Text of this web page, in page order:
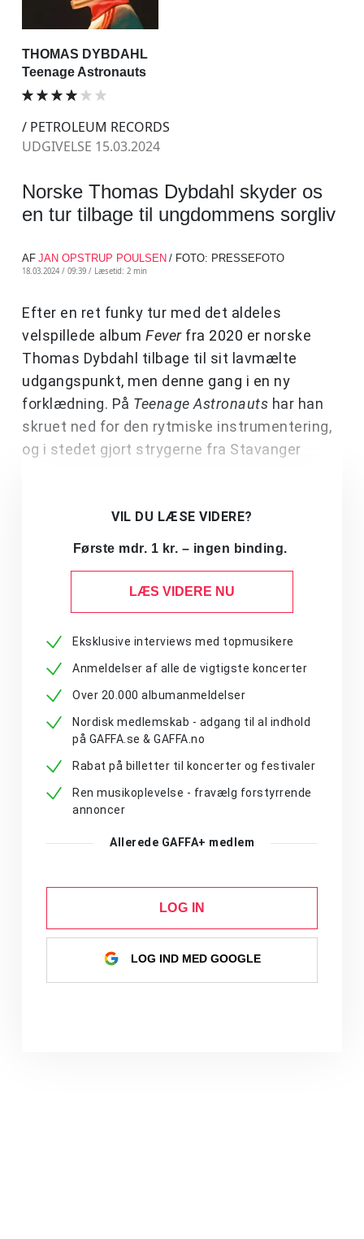
THOMAS DYBDAHL
Teenage Astronauts
/ PETROLEUM RECORDS
UDGIVELSE 15.03.2024
Norske Thomas Dybdahl skyder os
en tur tilbage til ungdommens sorgliv
AF JAN OPSTRUP POULSEN / FOTO: PRESSEFOTO
18.03.2024 / 09:39 / Læsetid: 2 min
Efter en ret funky tur med det aldeles
velspillede album Feverfra 2020 er norske
Thomas Dybdahl tilbage til sit lavmælte
udgangspunkt, men denne gang i en ny
forklædning. På Teenage Astronauts har han
skruet ned for den rytmiske instrumentering,
og i stedet gjort strygerne fra Stavanger
VIL DU LÆSE VIDERE?
Første mdr. 1 kr. – ingen binding.
LÆS VIDERE NU
Eksklusive interviews med topmusikere
Anmeldelser af alle de vigtigste koncerter
Over 20.000 albumanmeldelser
Nordisk medlemskab - adgang til al indhold
på GAFFA.se & GAFFA.no
Rabat på billetter til koncerter og festivaler
Ren musikoplevelse - fravælg forstyrrende
annoncer
Allerede GAFFA+ medlem
LOG IN
LOG IND MED GOOGLE